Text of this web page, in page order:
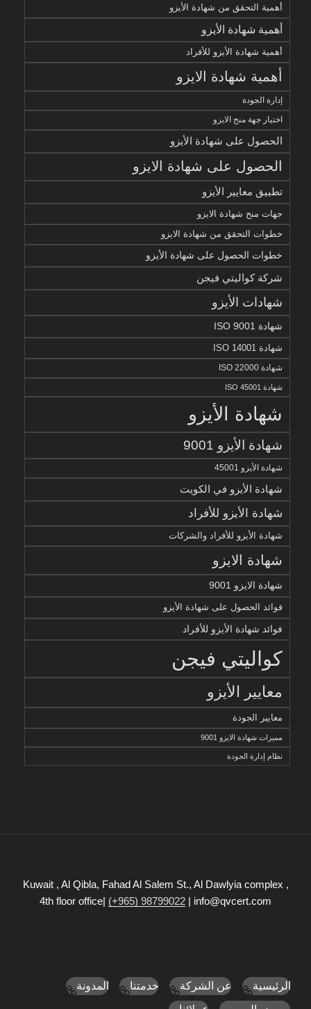
أهمية التحقق من شهادة الأيزو
أهمية شهادة الأيزو
أهمية شهادة الأيزو للأفراد
أهمية شهادة الايزو
إدارة الجودة
اختيار جهة منح الايزو
الحصول على شهادة الأيزو
الحصول على شهادة الايزو
تطبيق معايير الأيزو
جهات منح شهادة الايزو
خطوات التحقق من شهادة الايزو
خطوات الحصول على شهادة الأيزو
شركة كواليتي فيجن
شهادات الأيزو
شهادة ISO 9001
شهادة ISO 14001
شهادة ISO 22000
شهادة ISO 45001
شهادة الأيزو
شهادة الأيزو 9001
شهادة الأيزو 45001
شهادة الأيزو في الكويت
شهادة الأيزو للأفراد
شهادة الأيزو للأفراد والشركات
شهادة الايزو
شهادة الايزو 9001
فوائد الحصول على شهادة الأيزو
فوائد شهادة الأيزو للأفراد
كواليتي فيجن
معايير الأيزو
معايير الجودة
مميزات شهادة الايزو 9001
نظام إدارة الجودة
Kuwait , Al Qibla, Fahad Al Salem St., Al Dawlyia complex ,
4th floor office| (+965) 98799022 | info@qvcert.com
الرئيسية عن الشركة خدمتنا
المدونة